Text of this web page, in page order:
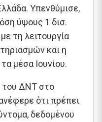
Υπενθύμισε,
ύψους 1 δισ.
τη λειτουργία
και η
μέσα Ιουνίου.
του ΔΝΤ στο
ότι πρέπει
δεδομένου